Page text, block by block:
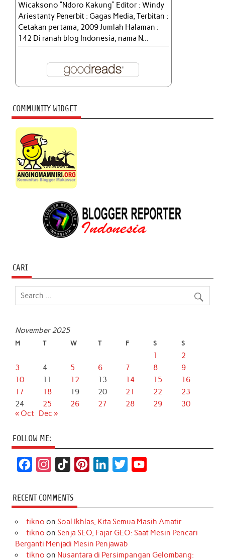
Wicaksono “Ndoro Kakung” Editor : Windy
Ariestanty Penerbit : Gagas Media, Terbitan :
Cetakan pertama, 2009 Jumlah Halaman :
142 Di ranah blog Indonesia, nama N...
COMMUNITY WIDGET
CARI
November 2025
M T W T F S S
1
2
3
4 5 6 7 8
9
10
11 12 13 14 15
16
17
18 19 20 21 22
23
24
25 26 27 28 29
30
« Oct Dec »
FOLLOW ME:
c
e
b
o
s
t
a
r
k
T
o
k
t
e
r
e
k
e
d
I
t
t
r
T
u
e
RECENT COMMENTS
tikno on Soal Ikhlas, Kita Semua Masih Amatir
tikno on Senja SEO, Fajar GEO: Saat Mesin Pencari
Berganti Menjadi Mesin Penjawab
tikno on Nusantara di Persimpangan Gelombang: